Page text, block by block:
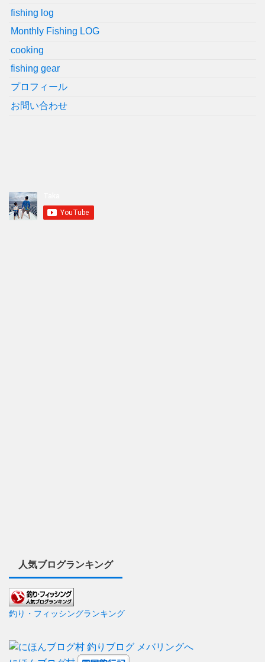
fishing log
Monthly Fishing LOG
cooking
fishing gear
プロフィール
お問い合わせ
人気ブログランキング
釣り・フィッシングランキング